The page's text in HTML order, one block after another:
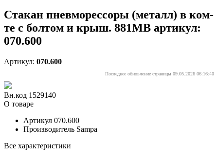
Стакан пневморессоры (металл) в ком-
те с болтом и крыш. 881MB артикул:
070.600
Артикул: 070.600
Последнее обновление страницы 09.05.2026 06:16:40
Вн.код 1529140
О товаре
Артикул 070.600
Производитель Sampa
Все характеристики